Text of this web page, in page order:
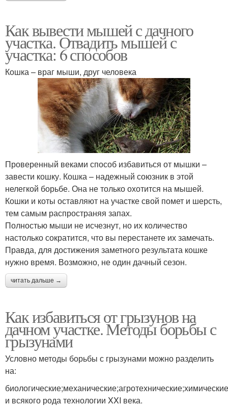
Как вывести мышей с дачного
участка. Отвадить мышей с
участка: 6 способов
Кошка – враг мыши, друг человека
Проверенный веками способ избавиться от мышки –
завести кошку. Кошка – надежный союзник в этой
нелегкой борьбе. Она не только охотится на мышей.
Кошки и коты оставляют на участке свой помет и шерсть,
тем самым распространяя запах.
Полностью мыши не исчезнут, но их количество
настолько сократится, что вы перестанете их замечать.
Правда, для достижения заметного результата кошке
нужно время. Возможно, не один дачный сезон.
читать дальше →
Как избавиться от грызунов на
дачном участке. Методы борьбы с
грызунами
Условно методы борьбы с грызунами можно разделить
на:
и всякого рода технологии XXI века.